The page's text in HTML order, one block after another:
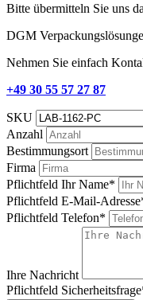
Bitte übermitteln Sie uns
DGM
Nehmen Sie einfach
+49 30 55 57 27 87
SKU
Anzahl
Bestimmungsort
Firma
Pflichtfeld Ihr Name*
Pflichtfeld E-Mail-Adresse
Pflichtfeld Telefon*
Ihre Nachricht
Pflichtfeld Sicherheitsfrage